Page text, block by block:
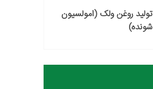
تولید روغن ولک (امولسیون
شونده)